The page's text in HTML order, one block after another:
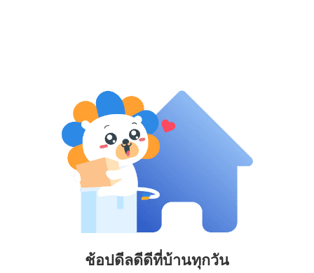
ช้อปดีลดีดีที่บ้านทุกวัน